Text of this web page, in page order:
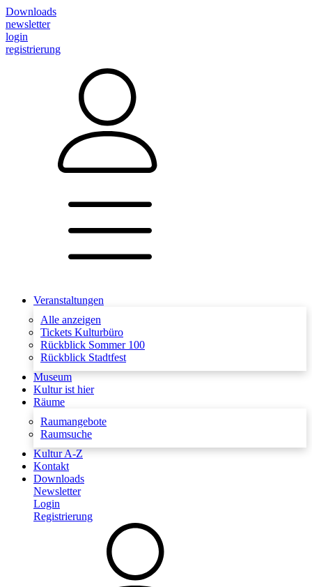
Downloads
newsletter
login
registrierung
Veranstaltungen
Alle anzeigen
Tickets Kulturbüro
Rückblick Sommer 100
Rückblick Stadtfest
Museum
Kultur ist hier
Räume
Raumangebote
Raumsuche
Kultur A-Z
Kontakt
Downloads
Newsletter
Login
Registrierung